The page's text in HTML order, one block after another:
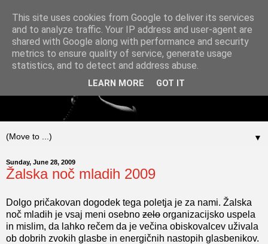
▼
Sunday, June 28, 2009
Žalska noč mladih 2009
Dolgo pričakovan dogodek tega poletja je za nami. Žalska
noč mladih je vsaj meni osebno zelo organizacijsko uspela
in mislim, da lahko rečem da je večina obiskovalcev uživala
ob dobrih zvokih glasbe in energičnih nastopih glasbenikov.
This site uses cookies from Google to deliver its services
and to analyze traffic. Your IP address and user-agent are
shared with Google along with performance and security
metrics to ensure quality of service, generate usage
statistics, and to detect and address abuse.
LEARN MORE GOT IT